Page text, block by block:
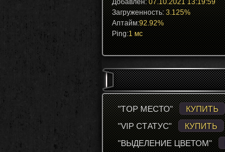
Добавлен:07.10.2021 13:19:59
Загруженность:3.125%
Аптайм:92.92%
Ping:1 мс
"TOP МЕСТО"
КУПИТЬ
"VIP СТАТУС"
КУПИТЬ
"ВЫДЕЛЕНИЕ ЦВЕТОМ"